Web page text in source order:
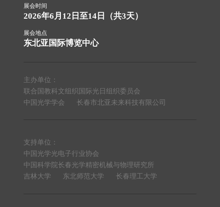
展会时间
2026年6月12日至14日（共3天）
展会地点
东北亚国际博览中心
主办单位：
联合国教科文组织国际光日组织委员会
中国光学学会
长春市北亚未来科技有限公司
支持单位：
中国光学光电子行业协会
中国科学院长春光学精密机械与物理研究所
吉林大学
东北师范大学 长春理工大学